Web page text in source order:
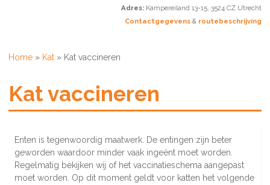
Adres: Kampereiland 13-15, 3524 CZ Utrecht
Contactgegevens & routebeschrijving
Home » Kat » Kat vaccineren
Kat vaccineren
Enten is tegenwoordig maatwerk. De entingen zijn beter
geworden waardoor minder vaak ingeënt moet worden.
Regelmatig bekijken wij of het vaccinatieschema aangepast
moet worden. Op dit moment geldt voor katten het volgende